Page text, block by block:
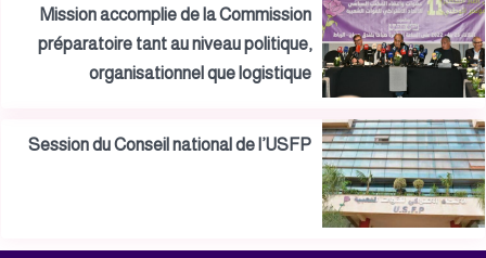
Mission accomplie de la Commission
préparatoire tant au niveau politique,
organisationnel que logistique
Session du Conseil national de l’USFP